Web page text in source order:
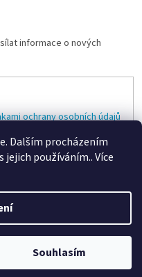
Dalším procházením
používáním.. Více
Souhlasím
informace o nových
ochrany osobních údajů
. Všechna práva vyhrazena.